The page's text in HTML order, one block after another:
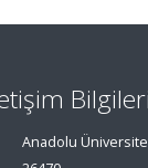
Bilgileri
Anadolu